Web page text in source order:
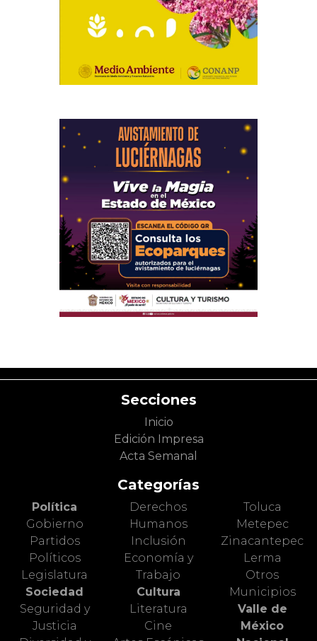
Secciones
Inicio
Edición Impresa
Acta Semanal
Categorías
Política
Gobierno
Partidos
Políticos
Legislatura
Sociedad
Seguridad y
Justicia
Derechos
Humanos
Inclusión
Economía y
Trabajo
Cultura
Literatura
Cine
Toluca
Metepec
Zinacantepec
Lerma
Otros
Municipios
Valle de
México